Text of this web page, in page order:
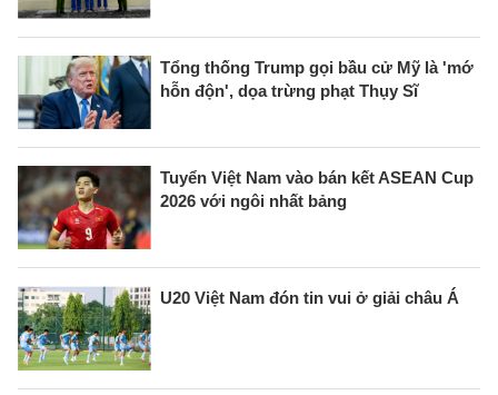
Tổng thống Trump gọi bầu cử Mỹ là 'mớ
hỗn độn', dọa trừng phạt Thụy Sĩ
Tuyển Việt Nam vào bán kết ASEAN Cup
2026 với ngôi nhất bảng
U20 Việt Nam đón tin vui ở giải châu Á